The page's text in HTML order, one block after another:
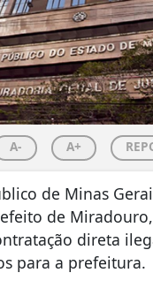
A- A+
de Minas
de
direta
para a prefeitura.